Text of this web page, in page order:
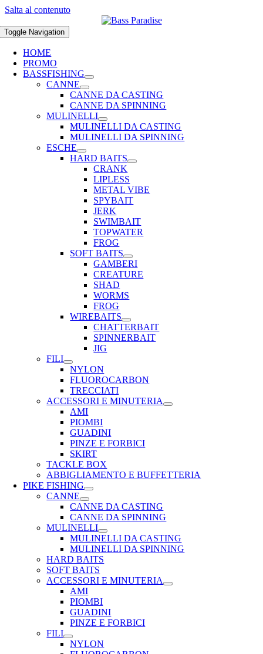
Salta al contenuto
Toggle Navigation
HOME
PROMO
BASSFISHING
CANNE
CANNE DA CASTING
CANNE DA SPINNING
MULINELLI
MULINELLI DA CASTING
MULINELLI DA SPINNING
ESCHE
HARD BAITS
CRANK
LIPLESS
METAL VIBE
SPYBAIT
JERK
SWIMBAIT
TOPWATER
FROG
SOFT BAITS
GAMBERI
CREATURE
SHAD
WORMS
FROG
WIREBAITS
CHATTERBAIT
SPINNERBAIT
JIG
FILI
NYLON
FLUOROCARBON
TRECCIATI
ACCESSORI E MINUTERIA
AMI
PIOMBI
GUADINI
PINZE E FORBICI
SKIRT
TACKLE BOX
ABBIGLIAMENTO E BUFFETTERIA
PIKE FISHING
CANNE
CANNE DA CASTING
CANNE DA SPINNING
MULINELLI
MULINELLI DA CASTING
MULINELLI DA SPINNING
HARD BAITS
SOFT BAITS
ACCESSORI E MINUTERIA
AMI
PIOMBI
GUADINI
PINZE E FORBICI
FILI
NYLON